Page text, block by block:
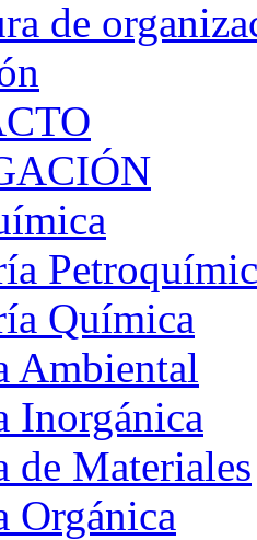
de
Química
Ambiental
Inorgánica
de Materiales
Orgánica